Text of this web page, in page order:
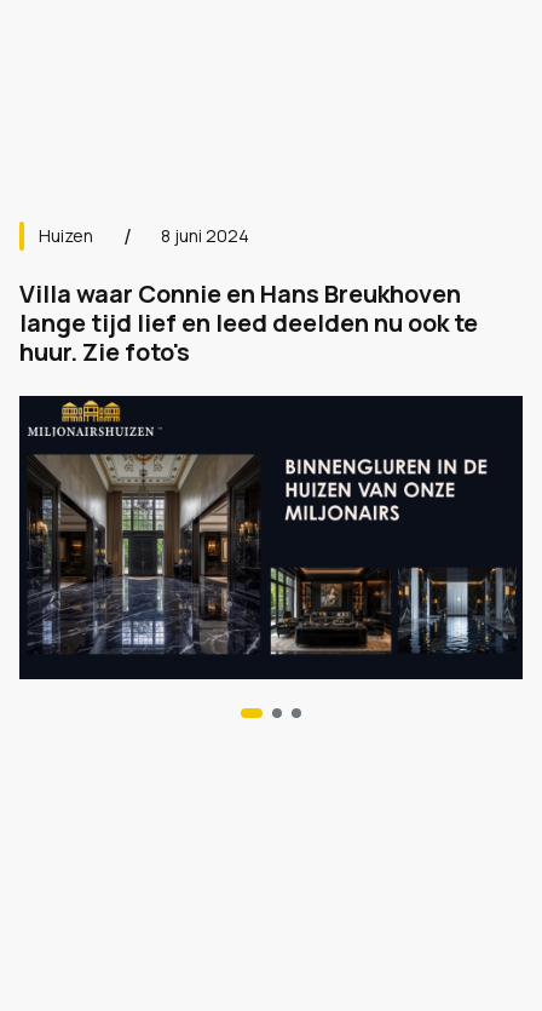
Huizen 8 juni 2024
Villa waar Connie en Hans Breukhoven
lange tijd lief en leed deelden nu ook te
huur. Zie foto's